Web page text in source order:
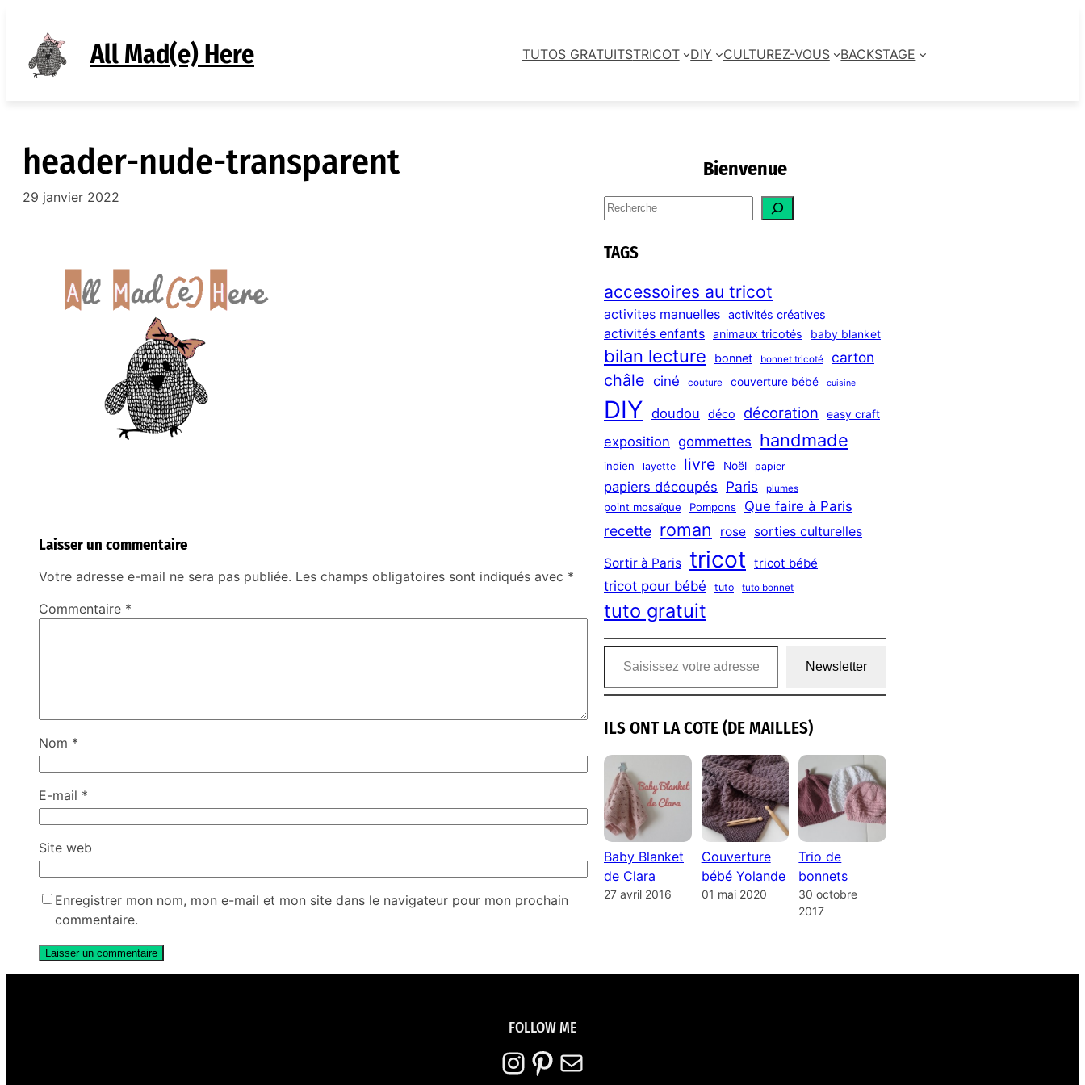
contenu
All Mad(e) Here TUTOS GRATUITSTRICOT DIY CULTUREZ-VOUS BACKSTAGE
header-nude-transparent
29 janvier 2022
Laisser un commentaire
Votre adresse e-mail ne sera pas publiée. Les champs obligatoires sont indiqués avec *
Commentaire *
Nom *
E-mail *
Site web
Enregistrer mon nom, mon e-mail et mon site dans le navigateur pour mon prochain
commentaire.
Bienvenue
S
e
a
r
h
TAGS
accessoires au tricot
activites manuelles activités créatives
activités enfants animaux tricotés baby blanket
bilan lecture bonnet bonnet tricoté carton
châle ciné couture couverture bébé cuisine
DIY doudou déco décoration easy craft
exposition gommettes handmade
indien layette livre Noël papier
papiers découpés Paris plumes
point mosaïque Pompons Que faire à Paris
recette roman rose sorties culturelles
Sortir à Paris tricot tricot bébé
tricot pour bébé tuto tuto bonnet
tuto gratuit
Saisissez votre adresse e-mail…
Newsletter
ILS ONT LA COTE (DE MAILLES)
Baby Blanket
de Clara
27 avril 2016
Couverture
bébé Yolande
01 mai 2020
Trio de
bonnets
30 octobre
2017
FOLLOW ME
Instagram Pinterest E-mail